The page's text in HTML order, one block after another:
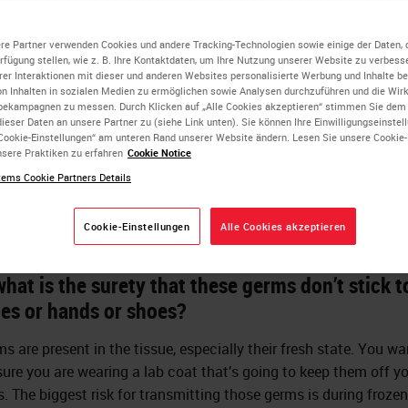
in the Lab
Allison Eck
HTL(ASCP)CM, QLS, AHI(AMT)
we are working in a laboratory, especially
laboratories, is there a risk that germs
is the surety that these germs don’t stick
or hands or shoes?
are present in the tissue, especially their fresh state. You
you are wearing a lab coat that’s going to keep them off
The biggest risk for transmitting those germs is during frozen
Partner verwenden Cookies und andere Tracking-Technologien sowie einige der Daten,
stellen, wie z. B. Ihre Kontaktdaten, um Ihre Nutzung unserer Website zu
Interaktionen mit dieser und anderen Websites personalisierte Werbung und Inhalte
Inhalten in sozialen Medien zu ermöglichen sowie Analysen durchzuführen und die
zu messen. Durch Klicken auf „Alle Cookies akzeptieren“ stimmen Sie
Daten an unsere Partner zu (siehe Link unten). Sie können Ihre
Einstellungen“ am unteren Rand unserer Website ändern. Lesen Sie unsere
Praktiken zu erfahren Cookie Notice
Cookie Partners Details
Cookie-Einstellungen Alle Cookies akzeptieren